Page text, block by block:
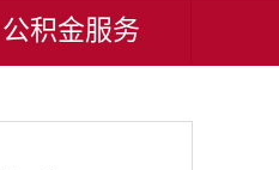
公积金服务